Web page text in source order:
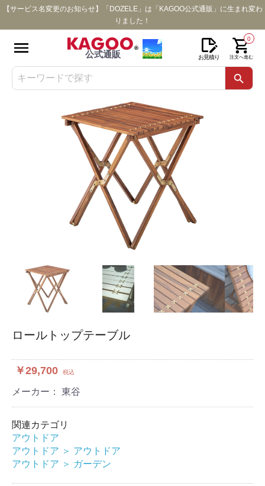
【サービス名変更のお知らせ】「DOZELE」は「KAGOO公式通販」に生まれ変わ
りました！
公式通販 お見積り
0
注文へ進む
ロールトップテーブル
￥29,700 税込
メーカー： 東谷
関連カテゴリ
アウトドア
アウトドア ＞ アウトドア
アウトドア ＞ ガーデン